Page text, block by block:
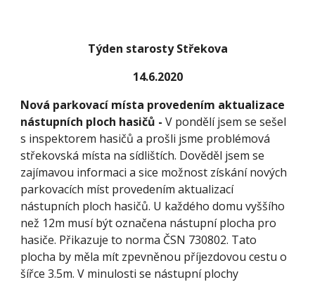
Týden starosty Střekova
14.6.2020
Nová parkovací místa provedením aktualizace
nástupních ploch hasičů - V pondělí jsem se sešel
s inspektorem hasičů a prošli jsme problémová
střekovská místa na sídlištích. Dověděl jsem se
zajímavou informaci a sice možnost získání nových
parkovacích míst provedením aktualizací
nástupních ploch hasičů. U každého domu vyššího
než 12m musí být označena nástupní plocha pro
hasiče. Přikazuje to norma ČSN 730802. Tato
plocha by měla mít zpevněnou příjezdovou cestu o
šířce 3.5m. V minulosti se nástupní plochy